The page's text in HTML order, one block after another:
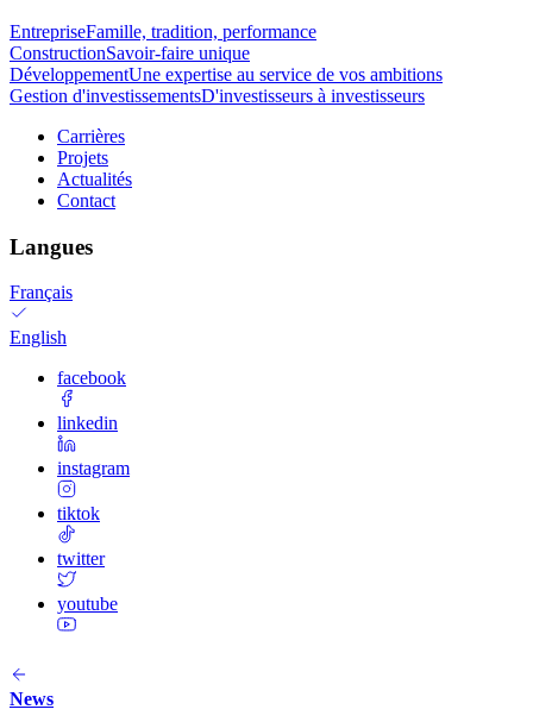
EntrepriseFamille, tradition, performance
ConstructionSavoir-faire unique
DéveloppementUne expertise au service de vos ambitions
Gestion d'investissementsD'investisseurs à investisseurs
Carrières
Projets
Actualités
Contact
Langues
Français
English
facebook
linkedin
instagram
tiktok
twitter
youtube
News